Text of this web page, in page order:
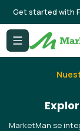
Get started with
MarketMan se